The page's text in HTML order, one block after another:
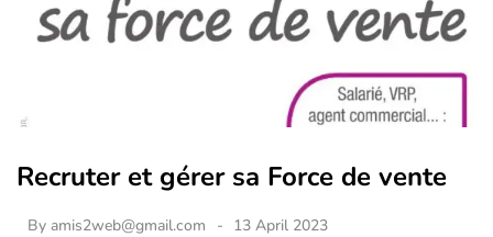
Recruter et gérer sa Force de vente
By amis2web@gmail.com 13 April 2023